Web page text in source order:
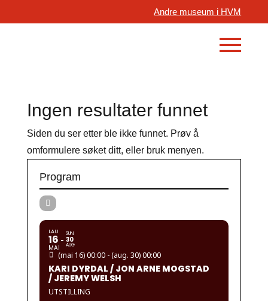
Andre museum i HVM
Ingen resultater funnet
Siden du ser etter ble ikke funnet. Prøv å
omformulere søket ditt, eller bruk menyen.
Program
LAU
16
MAI
SUN
30
AUG
(mai 16) 00:00 - (aug. 30) 00:00
KARI DYRDAL / JON ARNE MOGSTAD
/ JEREMY WELSH
UTSTILLING